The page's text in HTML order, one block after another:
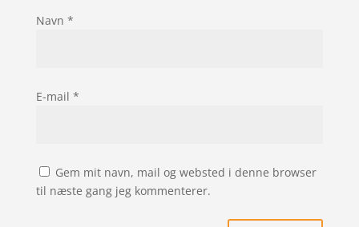
Navn *
E-mail *
Gem mit navn, mail og websted i denne browser
til næste gang jeg kommenterer.